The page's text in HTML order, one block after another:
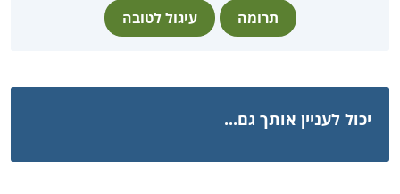
תרומה עיגול לטובה
יכול לעניין אותך גם...